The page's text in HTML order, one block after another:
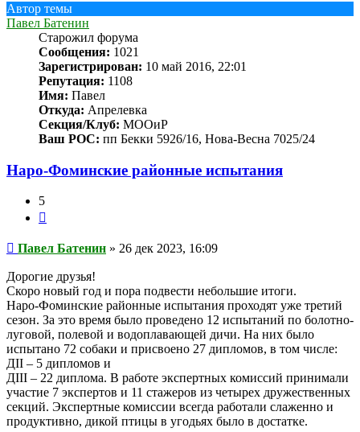
Автор темы
Павел Батенин
Старожил форума
Сообщения: 1021
Зарегистрирован: 10 май 2016, 22:01
Репутация: 1108
Имя: Павел
Откуда: Апрелевка
Секция/Клуб: МООиР
Ваш РОС: пп Бекки 5926/16, Нова-Весна 7025/24
Наро-Фоминские районные испытания
5
Сообщение
Павел Батенин » 26 дек 2023, 16:09
Дорогие друзья!
Скоро новый год и пора подвести небольшие итоги.
Наро-Фоминские районные испытания проходят уже третий
сезон. За это время было проведено 12 испытаний по болотно-
луговой, полевой и водоплавающей дичи. На них было
испытано 72 собаки и присвоено 27 дипломов, в том числе:
ДII – 5 дипломов и
ДIII – 22 диплома. В работе экспертных комиссий принимали
участие 7 экспертов и 11 стажеров из четырех дружественных
секций. Экспертные комиссии всегда работали слаженно и
продуктивно, дикой птицы в угодьях было в достатке.